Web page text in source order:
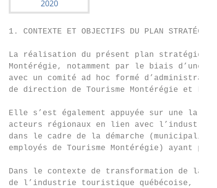
1. CONTEXTE ET OBJECTIFS DU PLAN
La réalisation du présent plan
Montérégie, notamment par le biais
avec un comité ad hoc formé
de direction de Tourisme Montérégie et
Elle s’est également appuyée sur une large
acteurs régionaux en lien avec
dans le cadre de la démarche
employés de Tourisme Montérégie) ayant
Dans le contexte de transformation de la
de l’industrie touristique québécoise, le